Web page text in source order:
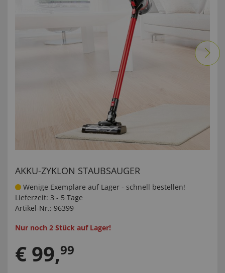
AKKU-ZYKLON STAUBSAUGER
Wenige Exemplare auf Lager - schnell bestellen!
Lieferzeit: 3 - 5 Tage
Artikel-Nr.: 96399
Nur noch 2 Stück auf Lager!
€ 99,99